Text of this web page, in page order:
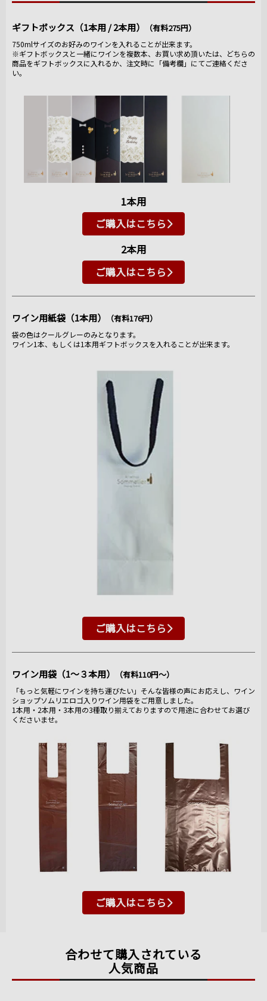
ギフトボックス（1本用 / 2本用） （有料275円）
750mlサイズのお好みのワインを入れることが出来ます。
※ギフトボックスと一緒にワインを複数本、お買い求め頂いたは、どちらの
商品をギフトボックスに入れるか、注文時に「備考欄」にてご連絡くださ
い。
1本用
ご購入はこちら
2本用
ご購入はこちら
ワイン用紙袋（1本用） （有料176円）
袋の色はクールグレーのみとなります。
ワイン1本、もしくは1本用ギフトボックスを入れることが出来ます。
ご購入はこちら
ワイン用袋（1～３本用） （有料110円～）
「もっと気軽にワインを持ち運びたい」そんな皆様の声にお応えし、ワイン
ショップソムリエロゴ入りワイン用袋をご用意しました。
1本用・2本用・3本用の3種取り揃えておりますので用途に合わせてお選び
くださいませ。
ご購入はこちら
合わせて購入されている
人気商品